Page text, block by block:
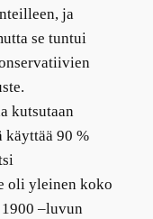
ja
se tuntui
kutsutaan
käyttää 90 %
oli yleinen koko
–luvun